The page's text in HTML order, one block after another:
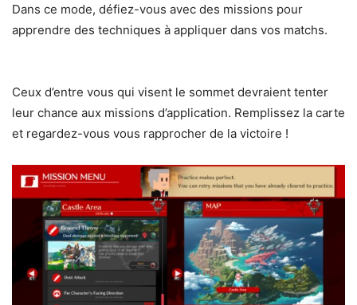
Dans ce mode, défiez-vous avec des missions pour
apprendre des techniques à appliquer dans vos matchs.
Ceux d’entre vous qui visent le sommet devraient tenter
leur chance aux missions d’application. Remplissez la carte
et regardez-vous vous rapprocher de la victoire !